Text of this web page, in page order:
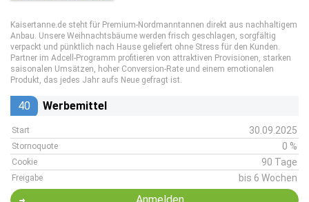
Kaisertanne.de steht für Premium-Nordmanntannen direkt aus nachhaltigem
Anbau. Unsere Weihnachtsbäume werden frisch geschlagen, sorgfältig
verpackt und pünktlich nach Hause geliefert ohne Stress für den Kunden.
Partner im Adcell-Programm profitieren von attraktiven Provisionen, starken
saisonalen Umsätzen, hoher Conversion-Rate und einem emotionalen
Produkt, das jedes Jahr aufs Neue gefragt ist.
40 Werbemittel
Start 30.09.2025
Stornoquote 0 %
Cookie 90 Tage
Freigabe bis 6 Wochen